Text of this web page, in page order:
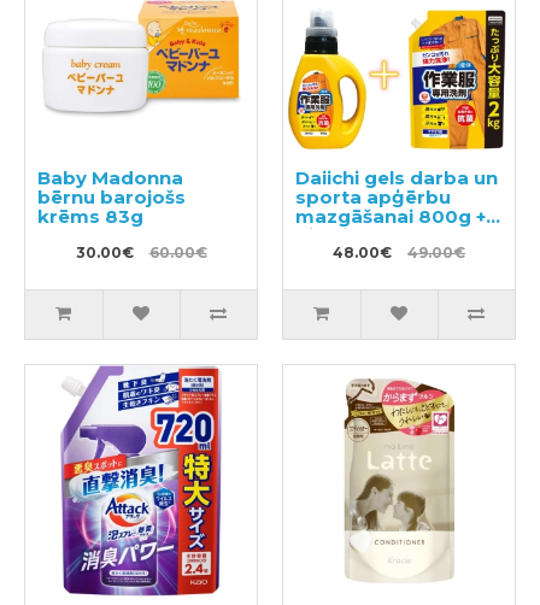
Baby Madonna
bērnu barojošs
krēms 83g
30.00€ 60.00€
Daiichi gels darba un
sporta apģērbu
mazgāšanai 800g +
pildviela 2kg
48.00€ 49.00€